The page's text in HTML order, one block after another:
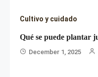
Cultivo y cuidado
Qué se puede plantar
December 1, 2025